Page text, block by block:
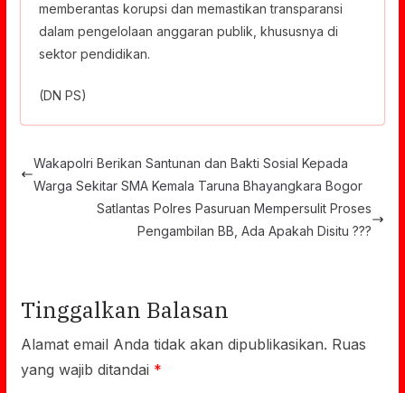
memberantas korupsi dan memastikan transparansi
dalam pengelolaan anggaran publik, khususnya di
sektor pendidikan.
(DN PS)
Wakapolri Berikan Santunan dan Bakti Sosial Kepada
Warga Sekitar SMA Kemala Taruna Bhayangkara Bogor
Satlantas Polres Pasuruan Mempersulit Proses
Pengambilan BB, Ada Apakah Disitu ???
Tinggalkan Balasan
Alamat email Anda tidak akan dipublikasikan. Ruas
yang wajib ditandai *